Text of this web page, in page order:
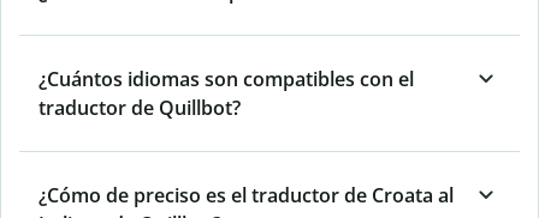
¿Cuántos idiomas son compatibles con el
traductor de Quillbot?
¿Cómo de preciso es el traductor de Croata al